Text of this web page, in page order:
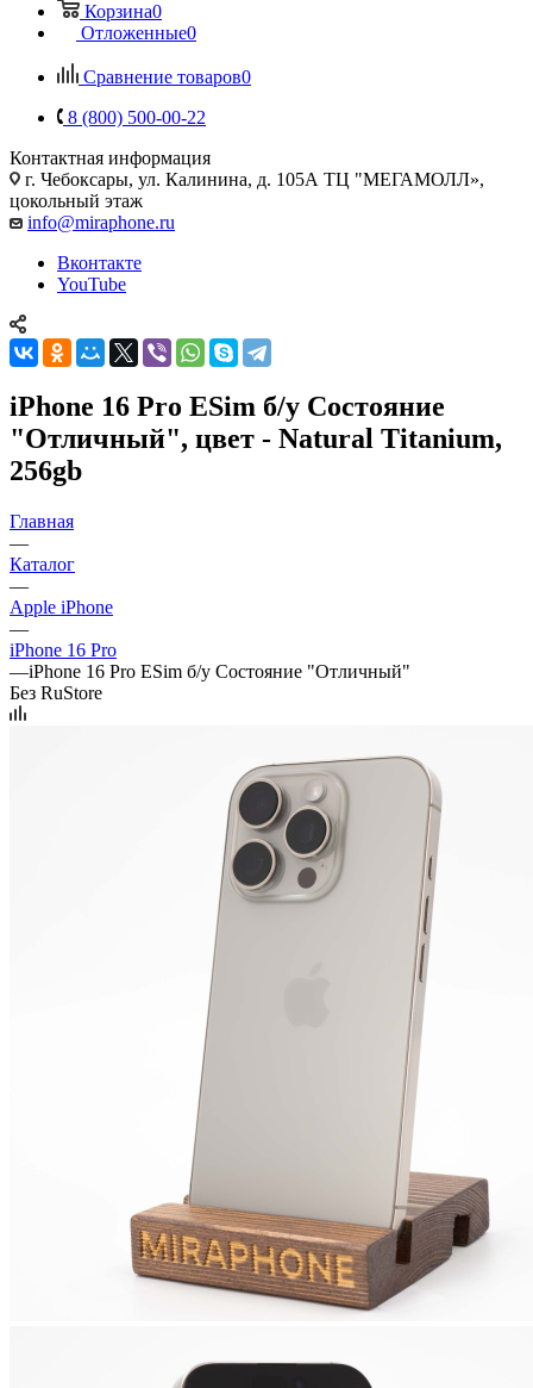
Корзина0
Отложенные0
Сравнение товаров0
8 (800) 500-00-22
Контактная информация
г. Чебоксары, ул. Калинина, д. 105А ТЦ "МЕГАМОЛЛ»,
цокольный этаж
info@miraphone.ru
Вконтакте
YouTube
iPhone 16 Pro ESim б/у Состояние
"Отличный", цвет - Natural Titanium,
256gb
Главная
—
Каталог
—
Apple iPhone
—
iPhone 16 Pro
—iPhone 16 Pro ESim б/у Состояние "Отличный"
Без RuStore